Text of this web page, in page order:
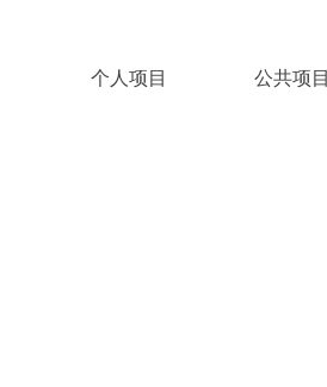
个人项目 公共项目